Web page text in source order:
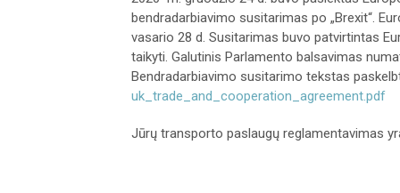
bendradarbiavimo susitarimas po „Brexit“.
vasario 28 d. Susitarimas buvo patvirtintas
taikyti. Galutinis Parlamento balsavimas
Bendradarbiavimo susitarimo tekstas
uk_trade_and_cooperation_agreement.pdf
Jūrų transporto paslaugų reglamentavimas